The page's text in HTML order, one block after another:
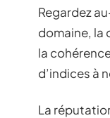
Regardez
domaine, la
la
d’indices à
La